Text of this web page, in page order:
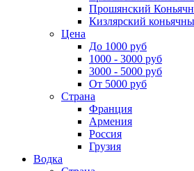
Прошянский
Кизлярский
Цена
До 1000 руб
1000 - 3000 руб
3000 - 5000 руб
От 5000 руб
Страна
Франция
Армения
Россия
Грузия
Водка